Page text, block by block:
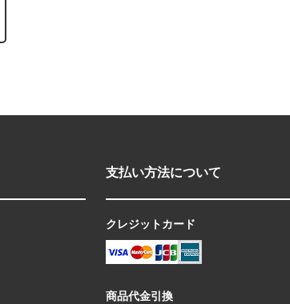
支払い方法について
クレジットカード
商品代金引換